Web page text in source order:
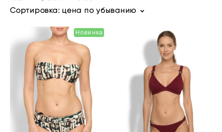
Сортировка: цена по убыванию
Новинка